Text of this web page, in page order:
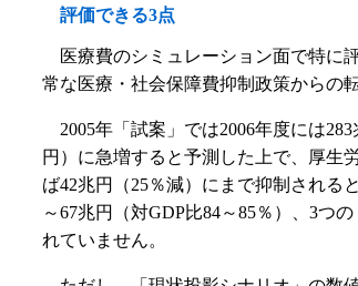
評価できる3点
医療費のシミュレーション面で特に
常な医療・社会保障費抑制政策からの
2005年「試案」では2006年度には
円）に急増すると予測した上で、厚生
ば42兆円（25％減）にまで抑制される
～67兆円（対GDP比84～85％）、3つ
れていません。